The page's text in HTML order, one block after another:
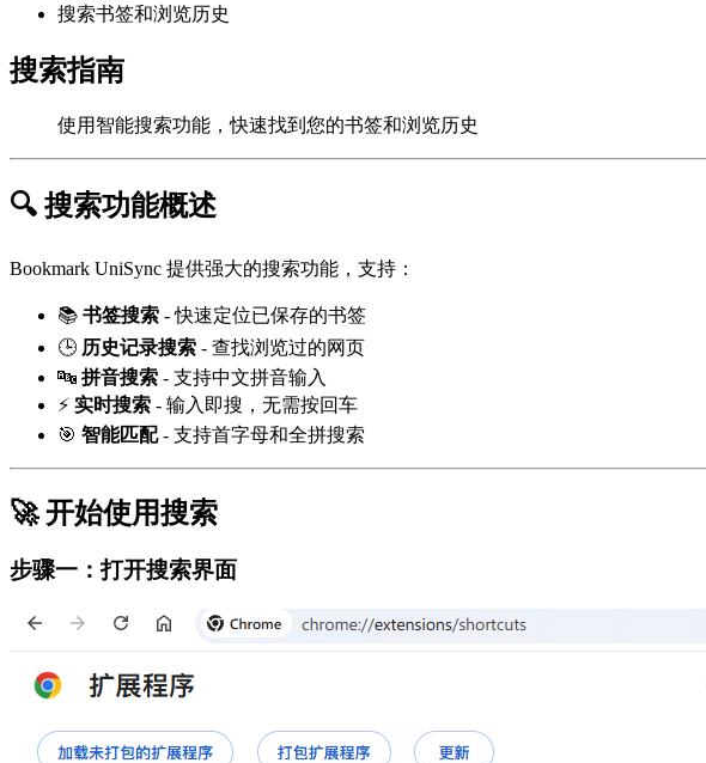
搜索书签和浏览历史
搜索指南
使用智能搜索功能，快速找到您的书签和浏览历史
🔍 搜索功能概述
Bookmark UniSync 提供强大的搜索功能，支持：
📚 书签搜索 - 快速定位已保存的书签
🕒 历史记录搜索 - 查找浏览过的网页
🔤 拼音搜索 - 支持中文拼音输入
⚡ 实时搜索 - 输入即搜，无需按回车
🎯 智能匹配- 支持首字母和全拼搜索
🚀 开始使用搜索
步骤一：打开搜索界面